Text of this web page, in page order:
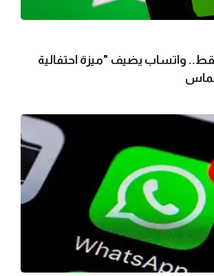
يوما فقط.. واتساب يضيف "ميزة احتفالية